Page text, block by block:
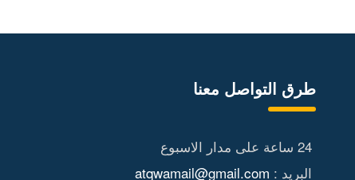
طرق التواصل معنا
24 ساعة على مدار الاسبوع
البريد : atqwamail@gmail.com